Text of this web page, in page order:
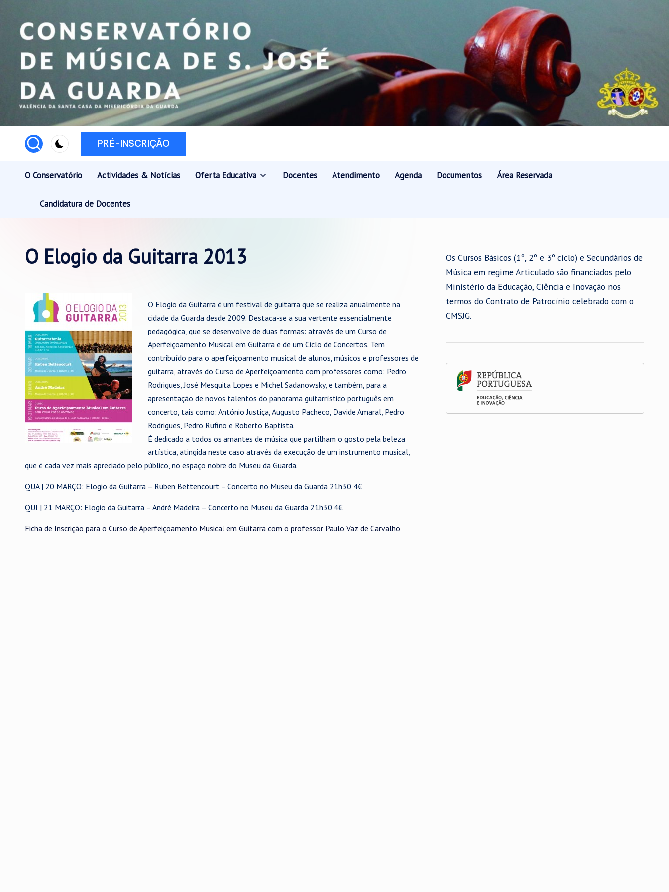
content
PRÉ-INSCRIÇÃO
O Conservatório Actividades & Notícias Oferta Educativa Docentes Atendimento Agenda Documentos Área Reservada
Candidatura de Docentes
O Elogio da Guitarra 2013
O Elogio da Guitarra é um festival de guitarra que se realiza anualmente na
cidade da Guarda desde 2009. Destaca-se a sua vertente essencialmente
pedagógica, que se desenvolve de duas formas: através de um Curso de
Aperfeiçoamento Musical em Guitarra e de um Ciclo de Concertos. Tem
contribuído para o aperfeiçoamento musical de alunos, músicos e professores de
guitarra, através do Curso de Aperfeiçoamento com professores como: Pedro
Rodrigues, José Mesquita Lopes e Michel Sadanowsky, e também, para a
apresentação de novos talentos do panorama guitarrístico português em
concerto, tais como: António Justiça, Augusto Pacheco, Davide Amaral, Pedro
Rodrigues, Pedro Rufino e Roberto Baptista.
É dedicado a todos os amantes de música que partilham o gosto pela beleza
artística, atingida neste caso através da execução de um instrumento musical,
que é cada vez mais apreciado pelo público, no espaço nobre do Museu da Guarda.
QUA | 20 MARÇO: Elogio da Guitarra – Ruben Bettencourt – Concerto no Museu da Guarda 21h30 4€
QUI | 21 MARÇO: Elogio da Guitarra – André Madeira – Concerto no Museu da Guarda 21h30 4€
Ficha de Inscrição para o Curso de Aperfeiçoamento Musical em Guitarra com o professor Paulo Vaz de Carvalho
Os Cursos Básicos (1º, 2º e 3º ciclo) e Secundários de
Música em regime Articulado são financiados pelo
Ministério da Educação, Ciência e Inovação nos
termos do Contrato de Patrocínio celebrado com o
CMSJG.